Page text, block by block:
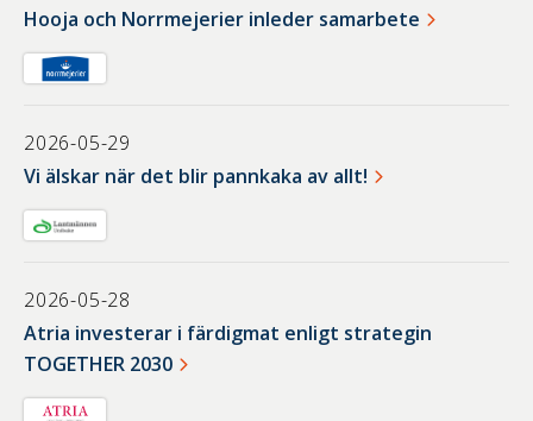
Hooja och Norrmejerier inleder samarbete
2026-05-29
Vi älskar när det blir pannkaka av allt!
2026-05-28
Atria investerar i färdigmat enligt strategin
TOGETHER 2030